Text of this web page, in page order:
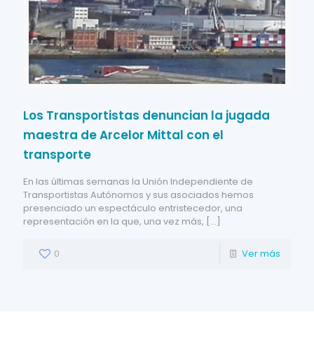
Los Transportistas denuncian la jugada
maestra de Arcelor Mittal con el
transporte
En las últimas semanas la Unión Independiente de
Transportistas Autónomos y sus asociados hemos
presenciado un espectáculo entristecedor, una
representación en la que, una vez más, […]
0 Ver más